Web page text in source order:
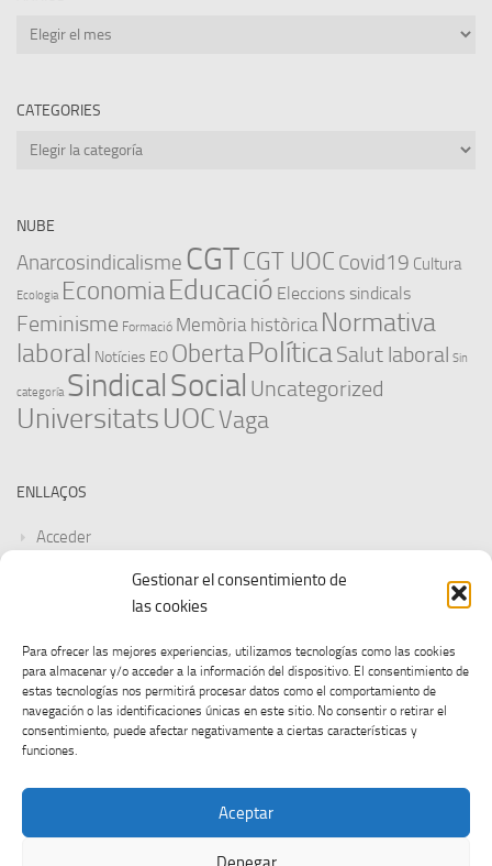
Gestionar el consentimiento de
las cookies
Para ofrecer las mejores experiencias, utilizamos tecnologías como las cookies
para almacenar y/o acceder a la información del dispositivo. El consentimiento de
estas tecnologías nos permitirá procesar datos como el comportamiento de
navegación o las identificaciones únicas en este sitio. No consentir o retirar el
consentimiento, puede afectar negativamente a ciertas características y
funciones.
Aceptar
Arxius
CATEGORIES
Categories
NUBE
Anarcosindicalisme CGTCGT UOC Covid19 Cultura
Ecologia EconomiaEducació Eleccions sindicals
Feminisme Formació Memòria històrica Normativa
laboral Notícies EO ObertaPolíticaSalut laboral Sin
categoría SindicalSocial Uncategorized
UniversitatsUOCVaga
ENLLAÇOS
Acceder
Feed de entradas
WordPress.org